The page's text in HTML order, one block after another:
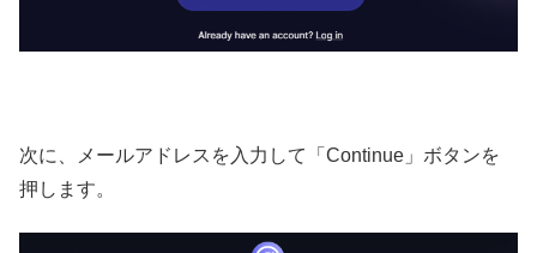
次に、メールアドレスを入力して「Continue」ボタンを
押します。